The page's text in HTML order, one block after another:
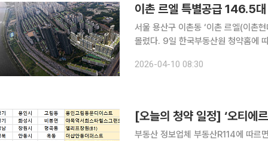
이촌 르엘 특별공급 146.5
서울 용산구 이촌동 ‘이촌 르엘(이촌
몰렸다. 9일 한국부동산원 청약홈에 따르면 이날 이촌 르엘 특별공급 10가구 모집에 1465명이 신
몰렸고 2가구를 모집한 노부모 부양
2026-04-10 08:30
[오늘의 청약 일정] ‘오티에
부동산 정보업체 부동산R114에 따르